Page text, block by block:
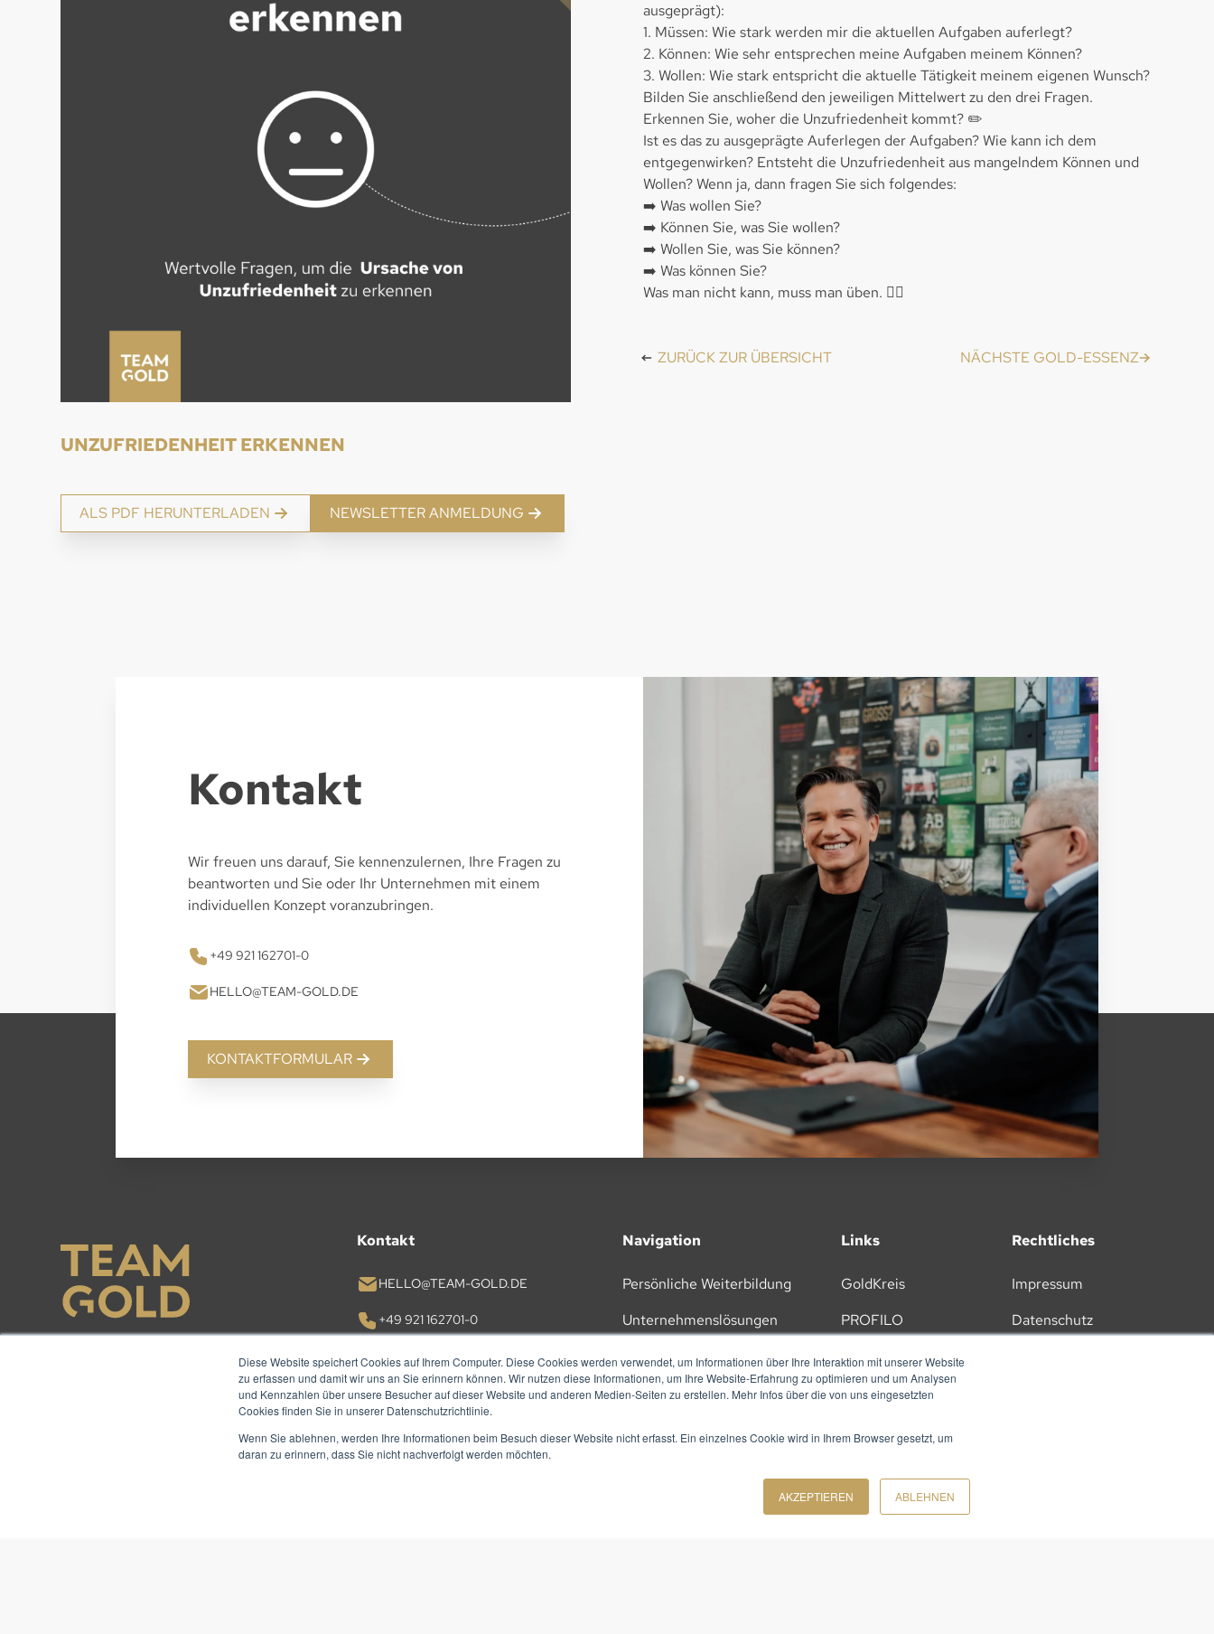
Diese Website speichert Cookies auf Ihrem Computer. Diese Cookies werden verwendet, um Informationen über Ihre Interaktion mit unserer Website
zu erfassen und damit wir uns an Sie erinnern können. Wir nutzen diese Informationen, um Ihre Website-Erfahrung zu optimieren und um Analysen
und Kennzahlen über unsere Besucher auf dieser Website und anderen Medien-Seiten zu erstellen. Mehr Infos über die von uns eingesetzten
Cookies finden Sie in unserer Datenschutzrichtlinie.
Wenn Sie ablehnen, werden Ihre Informationen beim Besuch dieser Website nicht erfasst. Ein einzelnes Cookie wird in Ihrem Browser gesetzt, um
daran zu erinnern, dass Sie nicht nachverfolgt werden möchten.
AKZEPTIEREN ABLEHNEN
UNZUFRIEDENHEIT ERKENNEN
ALS PDF HERUNTERLADEN NEWSLETTER ANMELDUNG
ausgeprägt):
1. Müssen: Wie stark werden mir die aktuellen Aufgaben auferlegt?
2. Können: Wie sehr entsprechen meine Aufgaben meinem Können?
3. Wollen: Wie stark entspricht die aktuelle Tätigkeit meinem eigenen Wunsch?
Bilden Sie anschließend den jeweiligen Mittelwert zu den drei Fragen.
Erkennen Sie, woher die Unzufriedenheit kommt? ✏️
Ist es das zu ausgeprägte Auferlegen der Aufgaben? Wie kann ich dem
entgegenwirken? Entsteht die Unzufriedenheit aus mangelndem Können und
Wollen? Wenn ja, dann fragen Sie sich folgendes:
➡️ Was wollen Sie?
➡️ Können Sie, was Sie wollen?
➡️ Wollen Sie, was Sie können?
➡️ Was können Sie?
Was man nicht kann, muss man üben. 🏋🏽
ZURÜCK ZUR ÜBERSICHT NÄCHSTE GOLD-ESSENZ
Kontakt
Wir freuen uns darauf, Sie kennenzulernen, Ihre Fragen zu
beantworten und Sie oder Ihr Unternehmen mit einem
individuellen Konzept voranzubringen.
+49 921 162701-0
HELLO@TEAM-GOLD.DE
KONTAKTFORMULAR
Kontakt
HELLO@TEAM-GOLD.DE
+49 921 162701-0
KONTAKT
Navigation
Persönliche Weiterbildung
Unternehmenslösungen
KI
Vorträge
Links
GoldKreis
PROFILO
Lernplattform
Karriere
Rechtliches
Impressum
Datenschutz